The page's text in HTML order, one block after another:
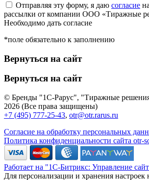
Отправляя эту форму, я даю согласие
рассылки от компании ООО «Тиражные
Необходимо дать согласие
*поле обязательно к заполнению
Вернуться на сайт
Вернуться на сайт
© Бренды "1С-Рарус", "Тиражные
2026 (Все права защищены)
+7 (495) 777-25-43, otr@otr.rarus.ru
Согласие на обработку персональных
Политика конфиденциальности сайта otr-
Работает на "1С-Битрикс: Управление
Для персонализации и хранения